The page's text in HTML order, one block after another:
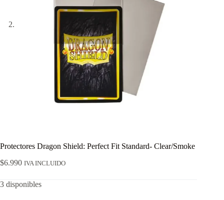
Protectores Dragon Shield: Perfect Fit Standard- Clear/Smoke
$6.990 IVA INCLUIDO
3 disponibles